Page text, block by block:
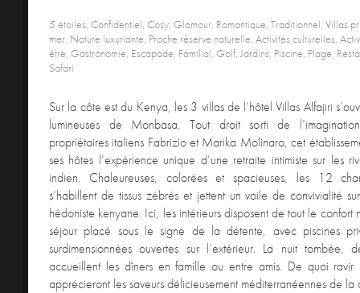
5 étoiles, Confidentiel, Cosy, Glamour, Romantique, Traditionnel, Villas
mer, Nature luxuriante, Proche réserve naturelle, Activités culturelles,
être, Gastronomie, Escapade, Familial, Golf, Jardins, Piscine, Plage,
Safari
Sur la côte est du Kenya, les 3 villas de l’hôtel Villas Alfajiri
lumineuses de Monbasa. Tout droit sorti de
propriétaires italiens Fabrizio et Marika Molinaro, cet
ses hôtes l’expérience unique d’une retraite intimiste sur les
indien. Chaleureuses, colorées et spacieuses, les 12
s’habillent de tissus zébrés et jettent un voile de convivialité
hédoniste kenyane. Ici, les intérieurs disposent de tout le confort
séjour placé sous le signe de la détente, avec piscines
surdimensionnées ouvertes sur l’extérieur. La nuit tombée,
accueillent les dîners en famille ou entre amis. De quoi ravir
apprécieront les saveurs délicieusement méditerranéennes de la